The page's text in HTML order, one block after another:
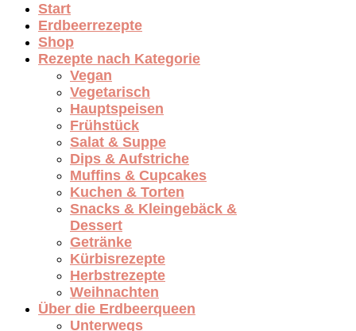
Start
Erdbeerrezepte
Shop
Rezepte nach Kategorie
Vegan
Vegetarisch
Hauptspeisen
Frühstück
Salat & Suppe
Dips & Aufstriche
Muffins & Cupcakes
Kuchen & Torten
Snacks & Kleingebäck &
Dessert
Getränke
Kürbisrezepte
Herbstrezepte
Weihnachten
Über die Erdbeerqueen
Unterwegs